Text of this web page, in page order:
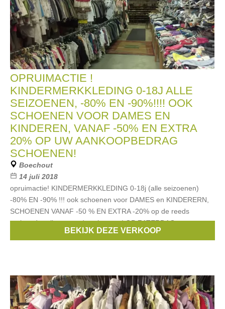
OPRUIMACTIE !
KINDERMERKKLEDING 0-18J ALLE
SEIZOENEN, -80% EN -90%!!!! OOK
SCHOENEN VOOR DAMES EN
KINDEREN, VANAF -50% EN EXTRA
20% OP UW AANKOOPBEDRAG
SCHOENEN!
Boechout
14 juli 2018
opruimactie! KINDERMERKKLEDING 0-18j (alle seizoenen)
-80% EN -90% !!! ook schoenen voor DAMES en KINDERERN,
SCHOENEN VANAF -50 % EN EXTRA -20% op de reeds
verlaagde prijzen van de schoenen! OP ZATERDAG
Scapa,strass ,Blue Bay,Essentiel
BEKIJK DEZE VERKOOP